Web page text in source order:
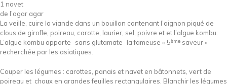
1 navet
de l’agar agar
La veille, cuire la viande dans un bouillon contenant l’oignon piqué de
clous de girofle, poireau, carotte, laurier, sel, poivre et et l’algue kombu.
L’algue kombu apporte -sans glutamate- la fameuse « 5ème saveur »
recherchée par les asiatiques.
Couper les légumes : carottes, panais et navet en bâtonnets, vert de
poireau et choux en grandes feuilles rectangulaires. Blanchir les légumes